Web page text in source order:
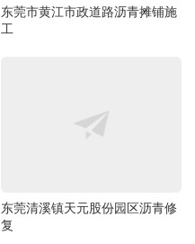
东莞市黄江市政道路沥青摊铺施
工
东莞清溪镇天元股份园区沥青修
复